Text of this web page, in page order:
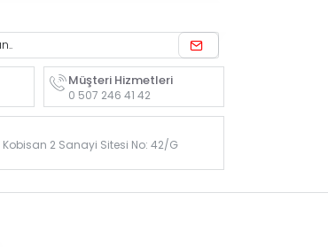
Müşteri Hizmetleri
0 507 246 41 42
Kobisan 2 Sanayi Sitesi No: 42/G